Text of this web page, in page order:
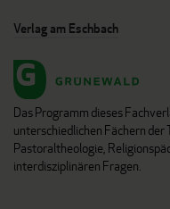
Verlag am Eschbach
Das Programm dieses
unterschiedlichen Fächern
Pastoraltheologie,
interdisziplinären Fragen.